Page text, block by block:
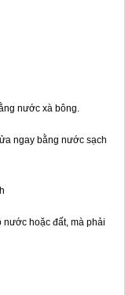
nước xà bông.
ngay bằng nước sạch
nước hoặc đất, mà phải